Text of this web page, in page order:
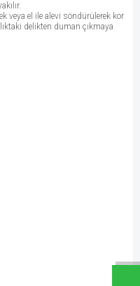
veya el ile alevi söndürülerek kor
delikten duman çıkmaya